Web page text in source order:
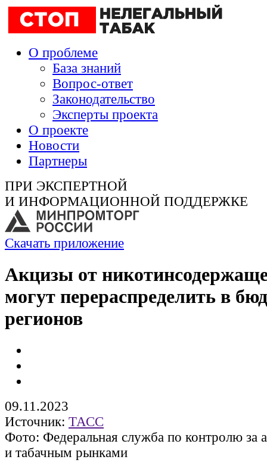
О проблеме
База знаний
Вопрос-ответ
Законодательство
Эксперты проекта
О проекте
Новости
Партнеры
ПРИ ЭКСПЕРТНОЙ
И ИНФОРМАЦИОННОЙ ПОДДЕРЖКЕ
Скачать приложение
Акцизы от
могут перераспределить в
регионов
09.11.2023
Источник: ТАСС
Фото: Федеральная служба по контролю за
и табачным рынками